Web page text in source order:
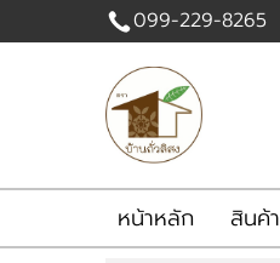
สินค้าที่สนใจ( 0 )
099-229-8265
หน้าหลัก สินค้า